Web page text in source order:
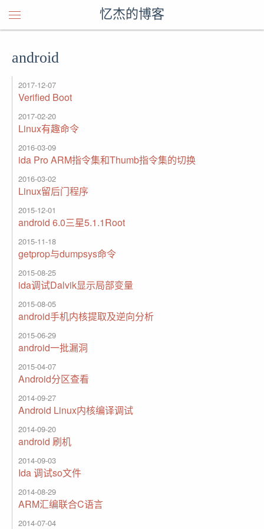
忆杰的博客
android
2017-12-07
Verified Boot
2017-02-20
Linux有趣命令
2016-03-09
ida Pro ARM指令集和Thumb指令集的切换
2016-03-02
Linux留后门程序
2015-12-01
android 6.0三星5.1.1Root
2015-11-18
getprop与dumpsys命令
2015-08-25
ida调试Dalvik显示局部变量
2015-08-05
android手机内核提取及逆向分析
2015-06-29
android一批漏洞
2015-04-07
Android分区查看
2014-09-27
Android Linux内核编译调试
2014-09-20
android 刷机
2014-09-03
Ida 调试so文件
2014-08-29
ARM汇编联合C语言
2014-07-04